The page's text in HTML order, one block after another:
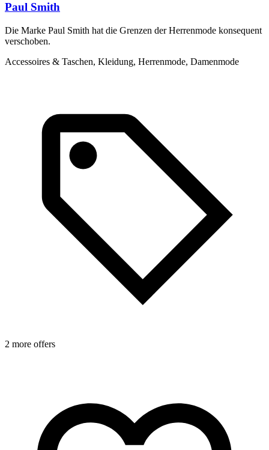
Paul Smith
Die Marke Paul Smith hat die Grenzen der Herrenmode konsequent
verschoben.
Accessoires & Taschen, Kleidung, Herrenmode, Damenmode
2 more offers